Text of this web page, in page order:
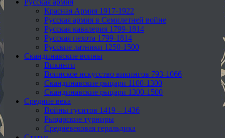
Русская армия
Красная Армия 1917-1922
Русская армия в Семилетней войне
Русская кавалерия 1799-1814
Русская пехота 1799-1814
Русские латники 1250-1500
Скандинавские воины
Викинги
Воинское искусство викингов 793-1066
Скандинавские рыцари 1100-1300
Скандинавские рыцари 1300-1500
Средние века
Войны гуситов 1419 – 1436
Рыцарские турниры
Средневековая геральдика